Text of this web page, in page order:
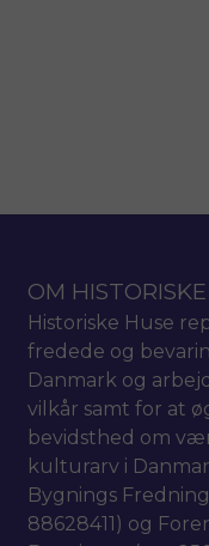
OM
Historiske Huse
fredede og
Danmark og
vilkår samt for at
bevidsthed om
kulturarv i
Bygnings
88628411) og